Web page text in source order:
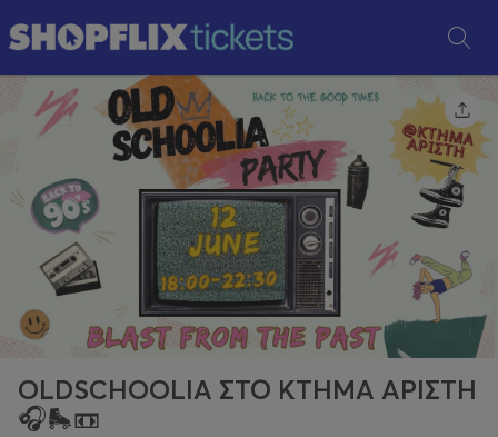
OLDSCHOOLIA ΣΤΟ ΚΤΗΜΑ ΑΡΙΣΤΗ
🎧🛼📼